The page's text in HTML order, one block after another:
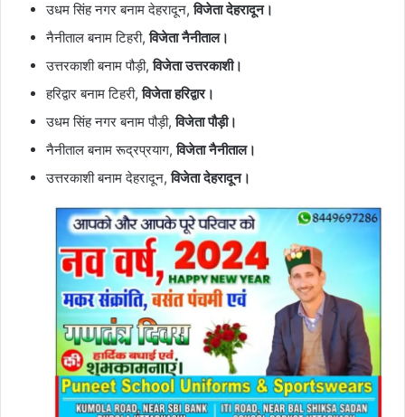
उधम सिंह नगर बनाम देहरादून,विजेता देहरादून।
नैनीताल बनाम टिहरी,विजेता नैनीताल।
उत्तरकाशी बनाम पौड़ी,विजेता उत्तरकाशी।
हरिद्वार बनाम टिहरी,विजेता हरिद्वार।
उधम सिंह नगर बनाम पौड़ी,विजेता पौड़ी।
नैनीताल बनाम रूद्रप्रयाग,विजेता नैनीताल।
उत्तरकाशी बनाम देहरादून,विजेता देहरादून।